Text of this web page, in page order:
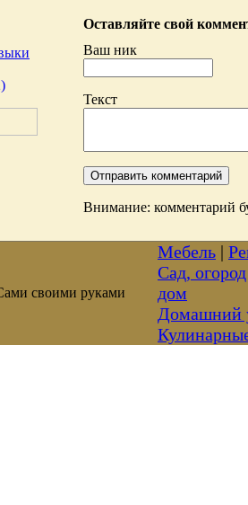
Оставляйте свой
Ваш ник
Текст
Внимание: комментарий
своими руками
Мебель |
Сад, огород
дом
Домашний